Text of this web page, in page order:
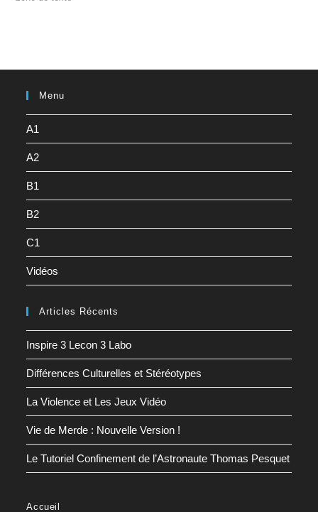
Menu
A1
A2
B1
B2
C1
Vidéos
Articles Récents
Inspire 3 Lecon 3 Labo
Différences Culturelles et Stéréotypes
La Violence et Les Jeux Vidéo
Vie de Merde : Nouvelle Version !
Le Tutoriel Confinement de l’Astronaute Thomas Pesquet
Accueil